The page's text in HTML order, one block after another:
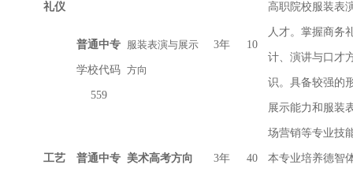
礼仪 高职院校服装表
人才。掌握商务
计、演讲与口才
识。具备较强的
展示能力和服装
场营销等专业技
普通中专
学校代码
559
服装表演与展示
方向
3年 10
工艺 普通中专 美术高考方向 3年 40
本专业培养德智